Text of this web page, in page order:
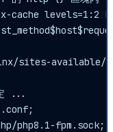
levels=1:2
sites-available/
...
php8.1-fpm.sock;